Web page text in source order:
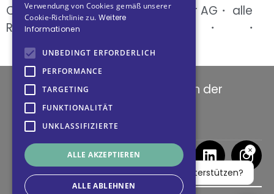
Copyright © 2024 ・ unablenkbar AG・ alle
Rechte vorbehalten・
・
・
Impressum
unablenkbar ist ein Unternehmen der
OMNIA Health Services AG.
Verwendung von Cookies gemäß unserer
Cookie-Richtlinie zu. Weitere
Informationen
UNBEDINGT ERFORDERLICH
PERFORMANCE
TARGETING
FUNKTIONALITÄT
UNKLASSIFIZIERTE
ALLE AKZEPTIEREN
ALLE ABLEHNEN